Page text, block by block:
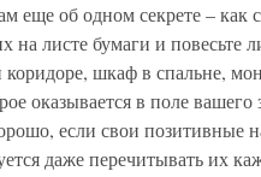
еще об одном секрете –
на листе бумаги и повесьте
шкаф в спальне,
оказывается в поле
если свои позитивные
даже перечитывать их